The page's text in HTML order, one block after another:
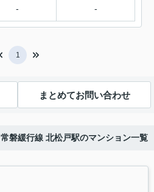
- -
1
まとめてお問い合わせ
常磐緩行線 北松戸駅のマンション一覧